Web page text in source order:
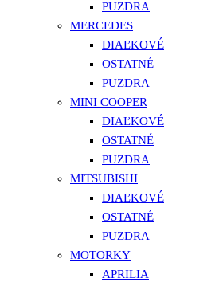
PUZDRA
MERCEDES
DIAĽKOVÉ
OSTATNÉ
PUZDRA
MINI COOPER
DIAĽKOVÉ
OSTATNÉ
PUZDRA
MITSUBISHI
DIAĽKOVÉ
OSTATNÉ
PUZDRA
MOTORKY
APRILIA